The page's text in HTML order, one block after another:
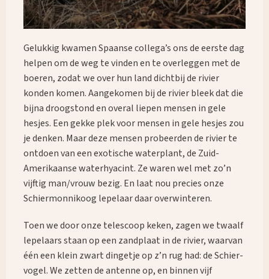
Gelukkig kwamen Spaanse collega’s ons de eerste dag
helpen om de weg te vinden en te overleggen met de
boeren, zodat we over hun land dichtbij de rivier
konden komen. Aangekomen bij de rivier bleek dat die
bijna droogstond en overal liepen mensen in gele
hesjes. Een gekke plek voor mensen in gele hesjes zou
je denken. Maar deze mensen probeerden de rivier te
ontdoen van een exotische waterplant, de Zuid-
Amerikaanse waterhyacint. Ze waren wel met zo’n
vijftig man/vrouw bezig. En laat nou precies onze
Schiermonnikoog lepelaar daar overwinteren.
Toen we door onze telescoop keken, zagen we twaalf
lepelaars staan op een zandplaat in de rivier, waarvan
één een klein zwart dingetje op z’n rug had: de Schier-
vogel. We zetten de antenne op, en binnen vijf